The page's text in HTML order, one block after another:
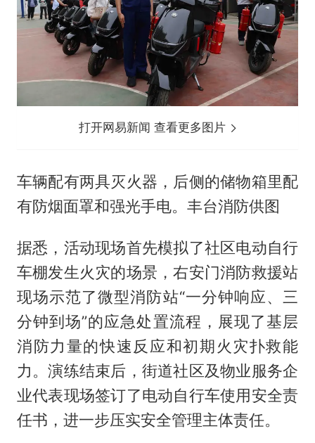
打开网易新闻 查看更多图片
车辆配有两具灭火器，后侧的储物箱里配
有防烟面罩和强光手电。丰台消防供图
据悉，活动现场首先模拟了社区电动自行
车棚发生火灾的场景，右安门消防救援站
现场示范了微型消防站“一分钟响应、三
分钟到场”的应急处置流程，展现了基层
消防力量的快速反应和初期火灾扑救能
力。演练结束后，街道社区及物业服务企
业代表现场签订了电动自行车使用安全责
任书，进一步压实安全管理主体责任。